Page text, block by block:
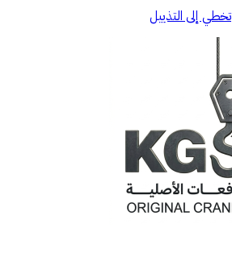
تخطي إلى التذييل